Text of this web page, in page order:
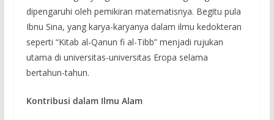
dipengaruhi oleh pemikiran matematisnya. Begitu pula
Ibnu Sina, yang karya-karyanya dalam ilmu kedokteran
seperti “Kitab al-Qanun fi al-Tibb” menjadi rujukan
utama di universitas-universitas Eropa selama
bertahun-tahun.
Kontribusi dalam Ilmu Alam